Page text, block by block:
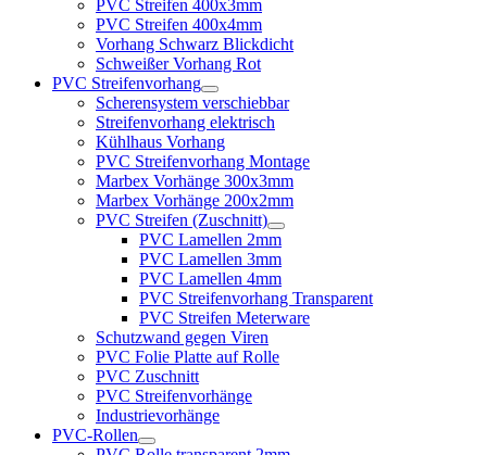
PVC Streifen 400x3mm
PVC Streifen 400x4mm
Vorhang Schwarz Blickdicht
Schweißer Vorhang Rot
PVC Streifenvorhang
Scherensystem verschiebbar
Streifenvorhang elektrisch
Kühlhaus Vorhang
PVC Streifenvorhang Montage
Marbex Vorhänge 300x3mm
Marbex Vorhänge 200x2mm
PVC Streifen (Zuschnitt)
PVC Lamellen 2mm
PVC Lamellen 3mm
PVC Lamellen 4mm
PVC Streifenvorhang Transparent
PVC Streifen Meterware
Schutzwand gegen Viren
PVC Folie Platte auf Rolle
PVC Zuschnitt
PVC Streifenvorhänge
Industrievorhänge
PVC-Rollen